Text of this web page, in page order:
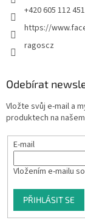
+420 605 112 451
https://
ragoscz
Odebírat
Vložte svůj e-mail a
produktech na
E-mail
Vložením e-mailu
PŘIHLÁSIT SE